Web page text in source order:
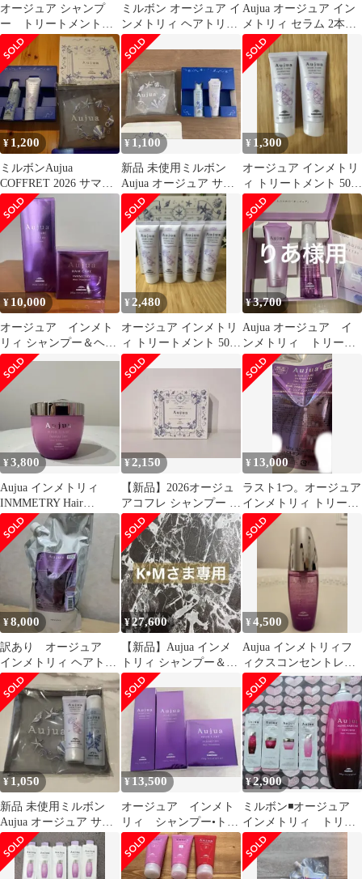
オージュア シャンプ
ー トリートメント
ポーチ Aujua
ミルボン オージュア イ
ンメトリィ ヘアトリー
トメント 250g milbon
aujua LSC
Aujua オージュア イン
メトリィ セラム 2本セ
ット
¥ 1,200
ミルボンAujua
COFFRET 2026 サマー
コフレセット
¥1,100
新品 未使用ミルボン
Aujua オージュア サマ
ーコフレ2026 限定 ポー
チ付
¥ 1,300
オージュア インメトリ
ィ トリートメント 50g
2本セット
¥ 10,000
オージュア インメト
リィ シャンプー＆ヘア
トリートメント セット
¥2,480
オージュア インメトリ
ィ トリートメント 50g
4本セット
¥3,700
Aujua オージュア イ
ンメトリィ トリート
メント
¥3,800
Aujua インメトリィ
INMMETRY Hair
Treatment 250g
¥2,150
【新品】2026オージュ
アコフレ シャンプー ト
リートメント ポーチセ
ット
¥ 13,000
ラスト1つ。オージュア
インメトリィ トリート
メント1000g
¥8,000
訳あり オージュア
インメトリィ ヘアトリ
ートメント 1000g 詰替
¥27,600
【新品】Aujua インメ
トリィ シャンプー＆ト
リートメント 1800ml/g
¥4,500
Aujua インメトリィフ
ィクスコンセントレー
トセラム ヘアトリー
トメント
¥1,050
新品 未使用ミルボン
Aujua オージュア サマ
ーコフレ2026 限定 ポー
チ付
¥13,500
オージュア インメト
リィ シャンプー•トリ
ートメント•コントロー
ルクリーム
¥2,900
ミルボン◾️オージュア
インメトリィ トリー
トメント ＆お試しセッ
ト